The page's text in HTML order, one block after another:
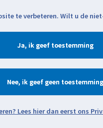
te verbeteren. Wilt u de
Ja
Nee